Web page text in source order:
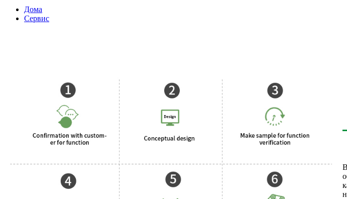
Дома
Сервис